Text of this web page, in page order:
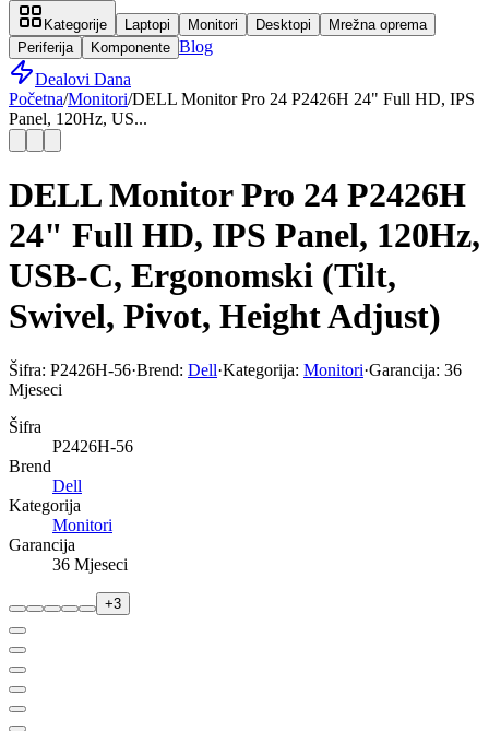
Kategorije Laptopi Monitori Desktopi
Mrežna oprema
Periferija
Komponente Blog
Dealovi Dana
Početna/Monitori/DELL Monitor Pro 24 P2426H 24" Full HD, IPS
Panel, 120Hz, US...
DELL Monitor Pro 24 P2426H
24" Full HD, IPS Panel, 120Hz,
USB-C, Ergonomski (Tilt,
Swivel, Pivot, Height Adjust)
Šifra: P2426H-56·Brend: Dell·Kategorija: Monitori·Garancija: 36
Mjeseci
Šifra
P2426H-56
Brend
Dell
Kategorija
Monitori
Garancija
36 Mjeseci
+3